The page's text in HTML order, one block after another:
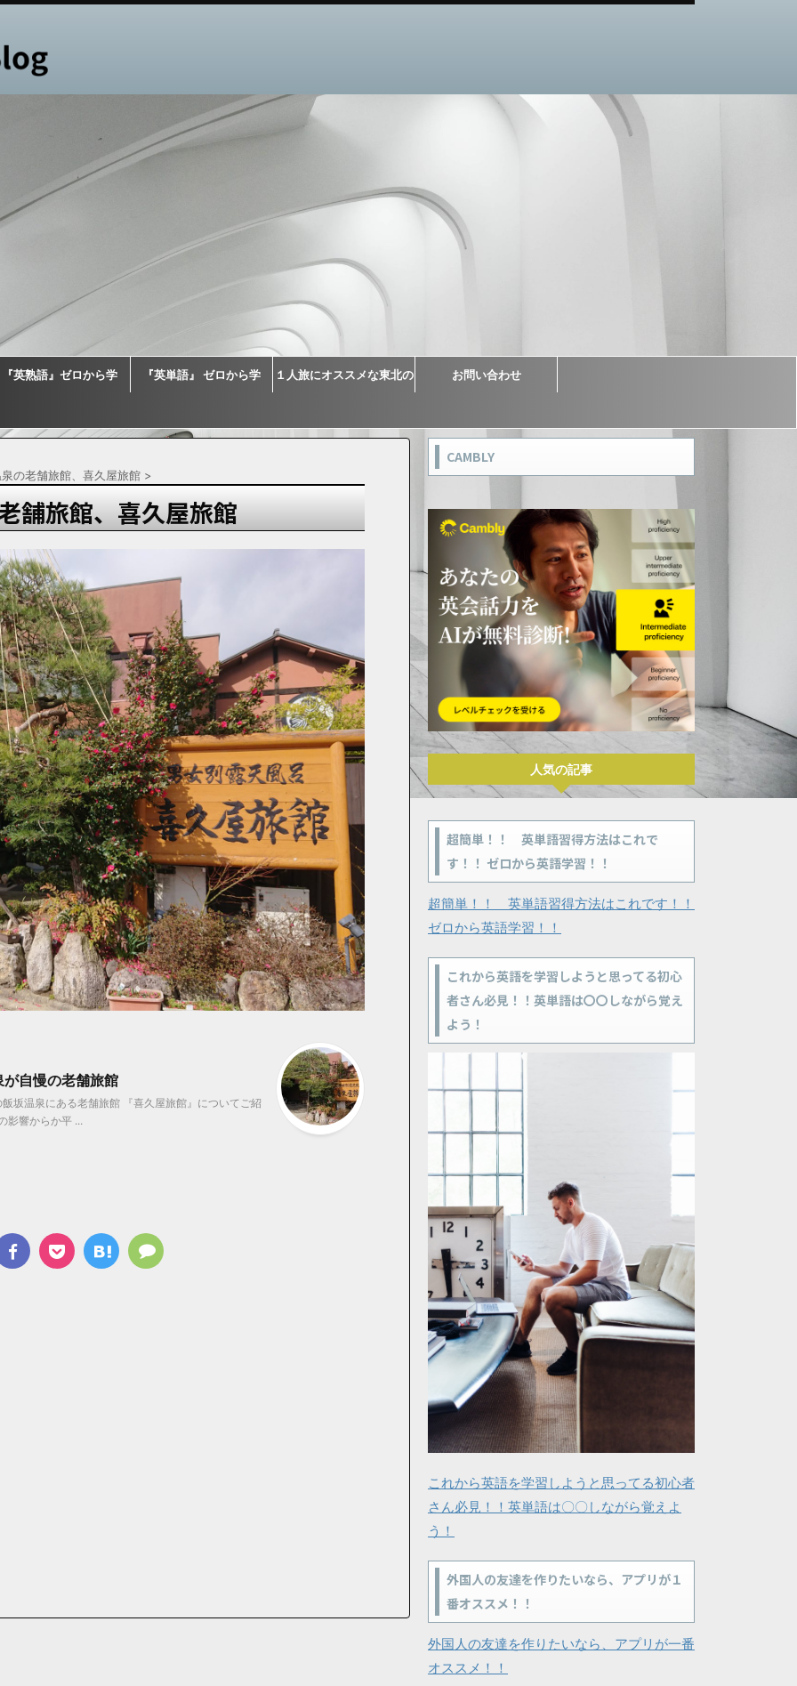
『英熟語』ゼロから学 『英単語』 ゼロから学 １人旅にオススメな東北の お問い合わせ
の老舗旅館、喜久屋旅館 >
舗旅館、喜久屋旅館
自慢の老舗旅館
温泉にある老舗旅館 『喜久屋旅館』についてご紹
影響からか平 ...
CAMBLY
人気の記事
超簡単！！ 英単語習得方法はこれで
す！！ ゼロから英語学習！！
超簡単！！ 英単語習得方法はこれです！！
ゼロから英語学習！！
これから英語を学習しようと思ってる初心
者さん必見！！英単語は〇〇しながら覚え
よう！
これから英語を学習しようと思ってる初心者
さん必見！！英単語は〇〇しながら覚えよ
う！
外国人の友達を作りたいなら、アプリが１
番オススメ！！
外国人の友達を作りたいなら、アプリが一番
オススメ！！